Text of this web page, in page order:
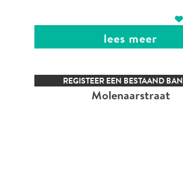
lees meer
REGISTEER EEN BESTAAND
Molenaarstraat